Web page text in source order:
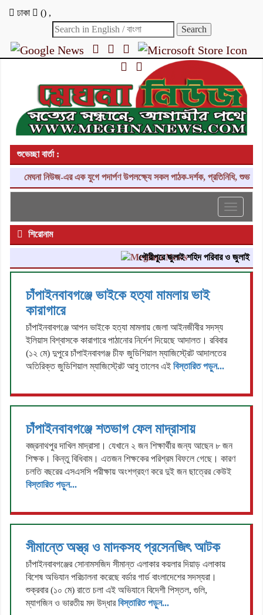
ঢাকা () ,
শুভেচ্ছা বার্তা :
মেঘনা নিউজ-এর এক যুগে পদার্পণ উপলক্ষ্যে সকল পাঠক-দর্শক, প্রতিনিধি,
Toggle
শিরোনাম
গৌরীপুরে জুলাই শহিদ পরিবার ও জুলাই
চাঁপাইনবাবগঞ্জে ভাইকে হত্যা মামলায় ভাই
কারাগারে
চাঁপাইনবাবগঞ্জে আপন ভাইকে হত্যা মামলায় জেলা আইনজীবীর সদস্য
ইলিয়াস বিশ্বাসকে কারাগারে পাঠানোর নির্দেশ দিয়েছে আদালত। রবিবার
(১২ মে) দুপুরে চাঁপাইনবাবগঞ্জ চীফ জুডিশিয়াল ম্যাজিস্ট্রেট আদালতের
অতিরিক্ত জুডিশিয়াল ম্যাজিস্ট্রেট আবু তালেব এই বিস্তারিত পড়ুন...
চাঁপাইনবাবগঞ্জে শতভাগ ফেল মাদ্রাসায়
বজ্রনাথপুর দাখিল মাদ্রাসা। যেখানে ২ জন শিক্ষার্থীর জন্য আছেন ৮ জন
শিক্ষক। কিন্তু বিধিবাম। এতজন শিক্ষকের পরিশ্রম বিফলে গেছে। কারণ
চলতি বছরের এসএসসি পরীক্ষায় অংশগ্রহণ করে দুই জন ছাত্রের কেউই
বিস্তারিত পড়ুন...
সীমান্তে অস্ত্র ও মাদকসহ প্রসেনজিৎ আটক
চাঁপাইনবাবগঞ্জের সোনামসজিদ সীমান্ত এলাকার কয়লার দিয়াড় এলাকায়
বিশেষ অভিযান পরিচালনা করেছে বর্ডার গার্ড বাংলাদেশের সদস্যরা।
শুক্রবার (১০ মে) রাতে চলা এই অভিযানে বিদেশী পিস্তল, গুলি,
ম্যাগজিন ও ভারতীয় মদ উদ্ধারবিস্তারিত পড়ুন...